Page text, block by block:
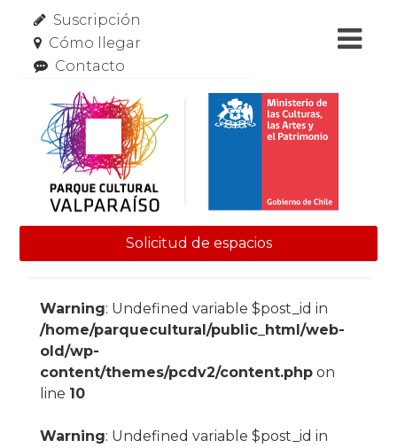
Suscripción
Cómo llegar
Contacto
Solicitud de espacios
Warning: Undefined variable $post_id in
/home/parquecultural/public_html/web-
old/wp-
content/themes/pcdv2/content.phpon
line 10
Warning: Undefined variable $post_id in